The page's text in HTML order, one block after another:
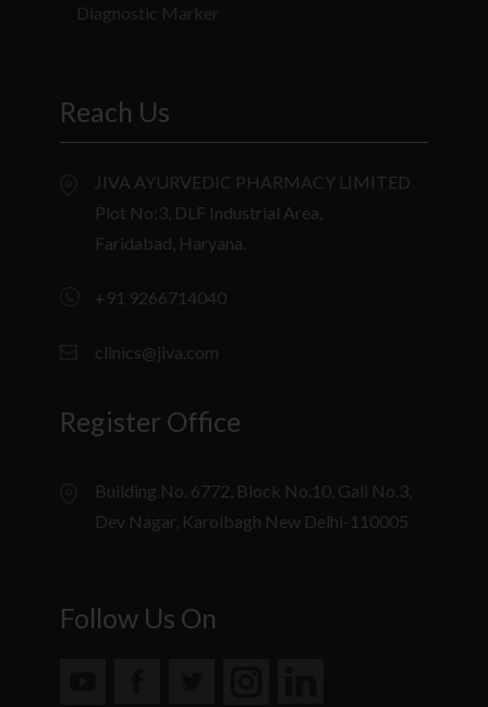
Diagnostic Marker
Reach Us
JIVA AYURVEDIC PHARMACY LIMITED
Plot No:3, DLF Industrial Area,
Faridabad, Haryana.
+91 9266714040
clinics@jiva.com
Register Office
Building No. 6772, Block No.10, Gali No.3,
Dev Nagar, Karolbagh New Delhi-110005
Follow Us On